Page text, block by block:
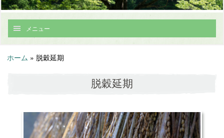
メニュー
ホーム » 脱穀延期
脱穀延期